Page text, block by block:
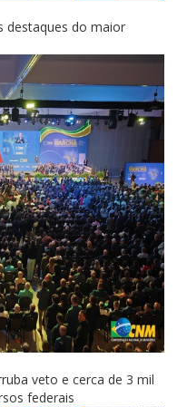
destaques do maior
veto e cerca de 3 mil
federais